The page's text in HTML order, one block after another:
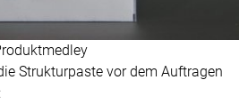
Strukturpaste vor dem Auftragen